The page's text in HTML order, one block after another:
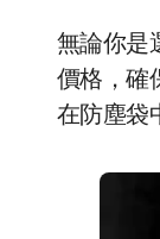
無論你是
價格，確
在防塵袋